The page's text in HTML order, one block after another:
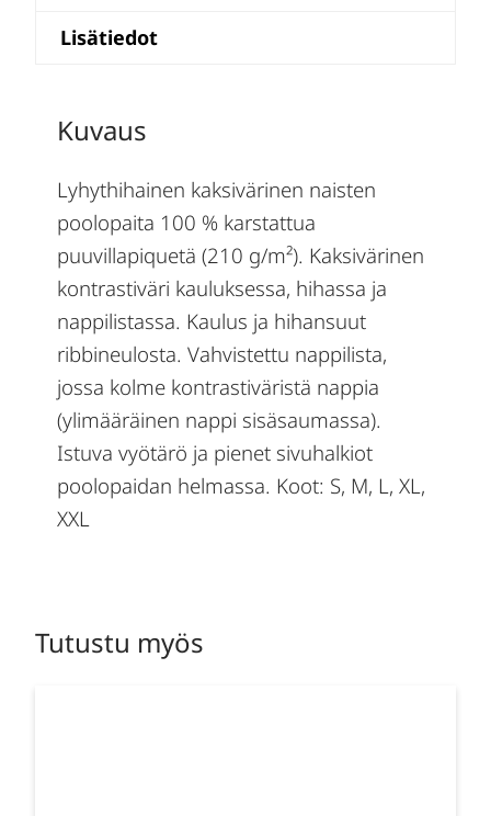
Lisätiedot
Kuvaus
Lyhythihainen kaksivärinen naisten
poolopaita 100 % karstattua
puuvillapiquetä (210 g/m²). Kaksivärinen
kontrastiväri kauluksessa, hihassa ja
nappilistassa. Kaulus ja hihansuut
ribbineulosta. Vahvistettu nappilista,
jossa kolme kontrastiväristä nappia
(ylimääräinen nappi sisäsaumassa).
Istuva vyötärö ja pienet sivuhalkiot
poolopaidan helmassa. Koot: S, M, L, XL,
XXL
Tutustu myös